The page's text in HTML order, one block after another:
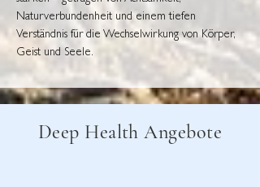
Naturverbundenheit und einem tiefen
Verständnis für die Wechselwirkung von Körper,
Geist und Seele.
Deep Health Angebote